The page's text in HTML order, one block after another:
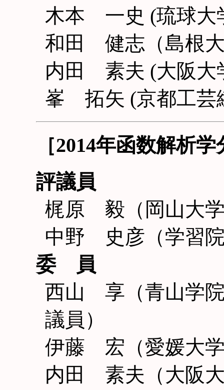
木本 一史 (琉球大
和田 健志（島根
内田 素夫 (大阪大
峯 拓矢 (京都工芸
［2014年函数解析
評議員
梶原 毅（岡山大
中野 史彦（学習
委 員
西山 享（青山学
議員）
伊藤 宏（愛媛大
内田 素夫（大阪